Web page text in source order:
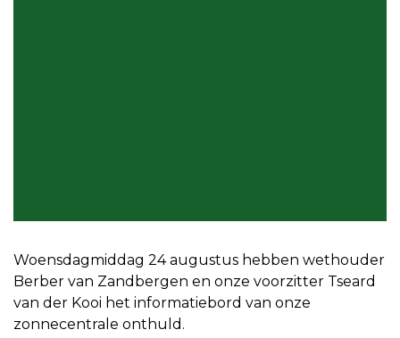
Woensdagmiddag 24 augustus hebben wethouder
Berber van Zandbergen en onze voorzitter Tseard
van der Kooi het informatiebord van onze
zonnecentrale onthuld.